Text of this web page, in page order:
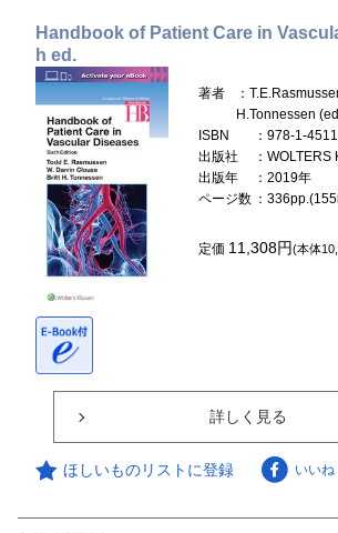
Handbook of Patient Care in
h ed.
著者
：
H.Tonnessen
ISBN
：978-1-
出版社
：WOLTERS
出版年
：2019年
ページ数 ：
定価 11,308円(本体
詳しく見る
ほしいものリストに登録 いいね